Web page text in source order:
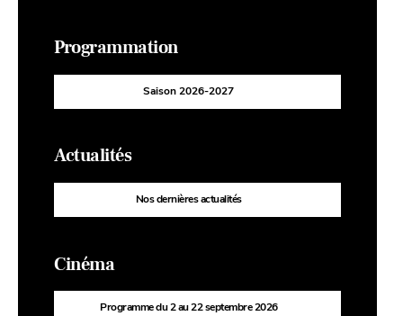
Programmation
Saison 2026-2027
Actualités
Nos dernières actualités
Cinéma
Programme du 2 au 22 septembre 2026